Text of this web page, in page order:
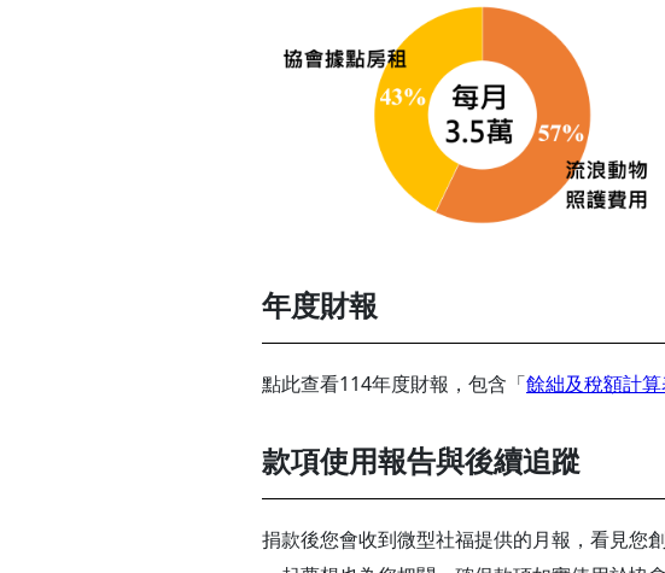
年度財報
點此查看114年度財報，包含「餘絀及稅額計算
款項使用報告與後續追蹤
捐款後您會收到微型社福提供的月報，看見您